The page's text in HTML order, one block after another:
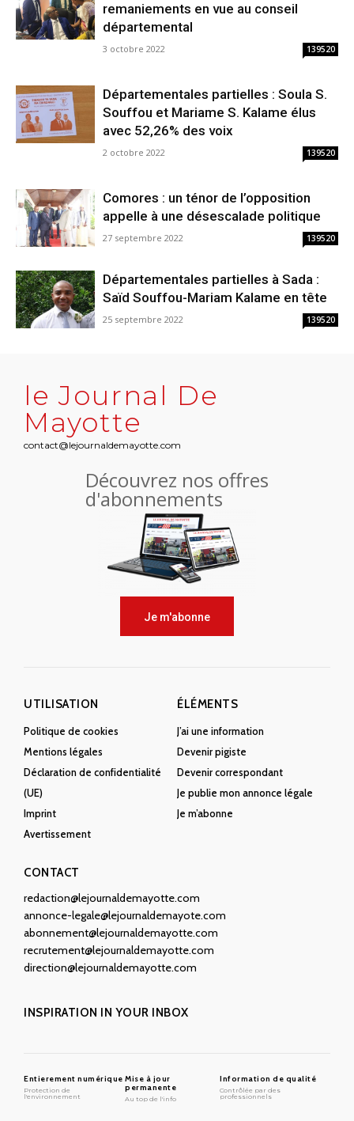
remaniements en vue au conseil
départemental
3 octobre 2022 139520
Départementales partielles : Soula S.
Souffou et Mariame S. Kalame élus
avec 52,26% des voix
2 octobre 2022 139520
Comores : un ténor de l’opposition
appelle à une désescalade politique
27 septembre 2022 139520
Départementales partielles à Sada :
Saïd Souffou-Mariam Kalame en tête
25 septembre 2022 139520
le Journal De
Mayotte
contact@lejournaldemayotte.com
Découvrez nos offres
d'abonnements
Je m'abonne
UTILISATION
Politique de cookies
Mentions légales
Déclaration de confidentialité
(UE)
Imprint
Avertissement
ÉLÉMENTS
J’ai une information
Devenir pigiste
Devenir correspondant
Je publie mon annonce légale
Je m’abonne
CONTACT
redaction@lejournaldemayotte.com
annonce-legale@lejournaldemayote.com
abonnement@lejournaldemayotte.com
recrutement@lejournaldemayotte.com
direction@lejournaldemayotte.com
INSPIRATION IN YOUR INBOX
Entierement numérique
Protection de
l'environnement
Mise à jour
permanente
Au top de l'info
Information de qualité
Contrôlée par des
professionnels